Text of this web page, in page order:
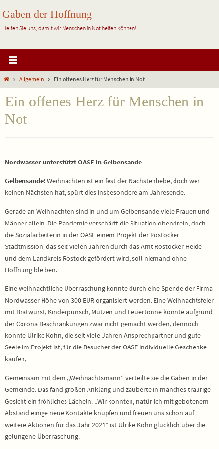
Inhalt
springen
Gaben der Hoffnung
Helfen Sie uns, damit wir Menschen in Not helfen können!
StartAllgemein Ein offenes Herz für Menschen in Not
Ein offenes Herz für Menschen in
Not
Nordwasser unterstützt OASE in Gelbensande
Gelbensande:Weihnachten ist ein fest der Nächstenliebe, doch wer
keinen Nächsten hat, spürt dies insbesondere am Jahresende.
Gerade an Weihnachten sind in und um Gelbensande viele Frauen und
Männer allein. Die Pandemie verschärft die Situation obendrein, doch
die Sozialarbeiterin in der OASE einem Projekt der Rostocker
Stadtmission, das seit vielen Jahren durch das Amt Rostocker Heide
und dem Landkreis Rostock gefördert wird, soll niemand ohne
Hoffnung bleiben.
Eine weihnachtliche Überraschung konnte durch eine Spende der Firma
Nordwasser Höhe von 300 EUR organisiert werden. Eine Weihnachtsfeier
mit Bratwurst, Kinderpunsch, Mutzen und Feuertonne konnte aufgrund
der Corona Beschränkungen zwar nicht gemacht werden, dennoch
konnte Ulrike Kohn, die seit viele Jahren Ansprechpartner und gute
Seele im Projekt ist, für die Besucher der OASE individuelle Geschenke
kaufen,
Gemeinsam mit dem ,,Weihnachtsmann‘‘ verteilte sie die Gaben in der
Gemeinde. Das fand großen Anklang und zauberte in manches traurige
Gesicht ein fröhliches Lächeln. „Wir konnten, natürlich mit gebotenem
Abstand einige neue Kontakte knüpfen und freuen uns schon auf
weitere Aktionen für das Jahr 2021“ ist Ulrike Kohn glücklich über die
gelungene Überraschung.